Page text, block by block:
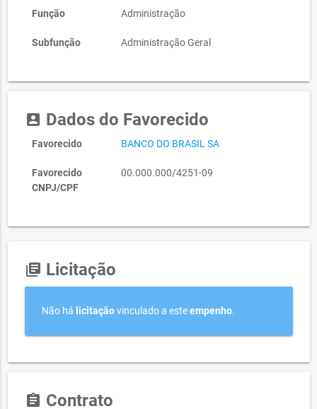
Função Administração
Subfunção Administração Geral
account_box Dados do Favorecido
Favorecido BANCO DO BRASIL SA
Favorecido
CNPJ/CPF
00.000.000/4251-09
library_books Licitação
Não há licitaçãovinculado a esteempenho.
assignment Contrato